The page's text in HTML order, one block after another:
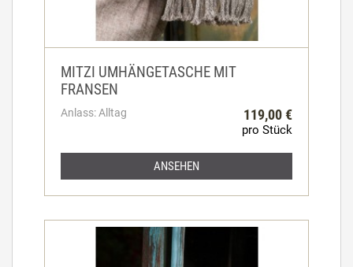
MITZI UMHÄNGETASCHE MIT
FRANSEN
Anlass: Alltag 119,00 €
pro Stück
ANSEHEN